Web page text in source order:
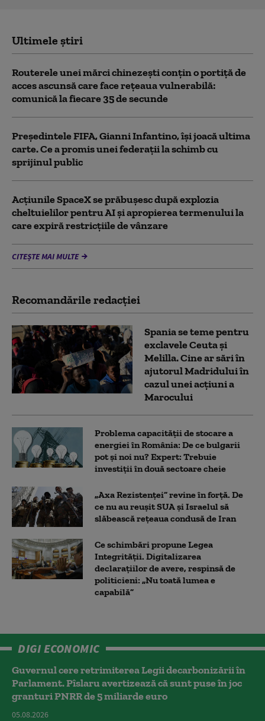
Ultimele știri
Routerele unei mărci chinezești conțin o portiță de
acces ascunsă care face rețeaua vulnerabilă:
comunică la fiecare 35 de secunde
Președintele FIFA, Gianni Infantino, îşi joacă ultima
carte. Ce a promis unei federații la schimb cu
sprijinul public
Acţiunile SpaceX se prăbuşesc după explozia
cheltuielilor pentru AI şi apropierea termenului la
care expiră restricţiile de vânzare
CITEȘTE MAI MULTE
Recomandările redacţiei
Spania se teme pentru
exclavele Ceuta și
Melilla. Cine ar sări în
ajutorul Madridului în
cazul unei acțiuni a
Marocului
Problema capacității de stocare a
energiei în România: De ce bulgarii
pot și noi nu? Expert: Trebuie
investiții în două sectoare cheie
„Axa Rezistenței” revine în forță. De
ce nu au reușit SUA și Israelul să
slăbească rețeaua condusă de Iran
Ce schimbări propune Legea
Integrității. Digitalizarea
declarațiilor de avere, respinsă de
politicieni: „Nu toată lumea e
capabilă”
DIGI ECONOMIC
Guvernul cere retrimiterea Legii decarbonizării în
Parlament. Pîslaru avertizează că sunt puse în joc
granturi PNRR de 5 miliarde euro
05.08.2026